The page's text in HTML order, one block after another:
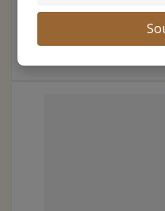
Balkonová klika Excel v